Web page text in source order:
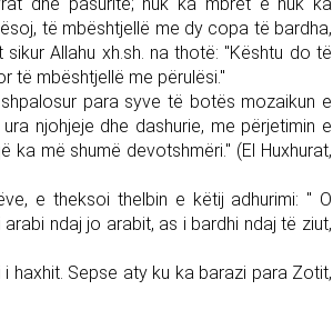
të mbështjellë me dy copa të bardha,
Allahu xh.sh. na thotë: "Kështu do të
të mbështjellë me përulësi."
para syve të botës mozaikun e
njohjeje dhe dashurie, me përjetimin e
ka më shumë devotshmëri." (El Huxhurat,
e theksoi thelbin e këtij adhurimi: " O
ndaj jo arabit, as i bardhi ndaj të ziut,
haxhit. Sepse aty ku ka barazi para Zotit,